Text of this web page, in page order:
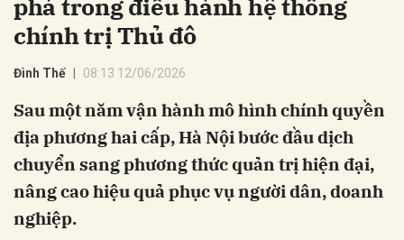
phá trong điều hành hệ thống
chính trị Thủ đô
Đình Thế 08:13 12/06/2026
Sau một năm vận hành mô hình chính quyền
địa phương hai cấp, Hà Nội bước đầu dịch
chuyển sang phương thức quản trị hiện đại,
nâng cao hiệu quả phục vụ người dân, doanh
nghiệp.